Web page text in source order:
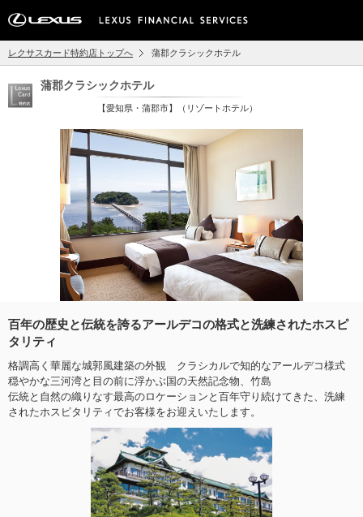
レクサスカード特約店トップへ 蒲郡クラシックホテル
蒲郡クラシックホテル
【愛知県・蒲郡市】（リゾートホテル）
百年の歴史と伝統を誇るアールデコの格式と洗練されたホスピ
タリティ
格調高く華麗な城郭風建築の外観 クラシカルで知的なアールデコ様式
穏やかな三河湾と目の前に浮かぶ国の天然記念物、竹島
伝統と自然の織りなす最高のロケーションと百年守り続けてきた、洗練
されたホスピタリティでお客様をお迎えいたします。